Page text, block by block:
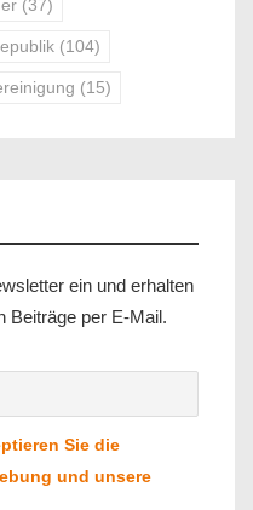
(37)
(104)
(15)
ein und erhalten
Beiträge per E-Mail.
Sie die
und unsere